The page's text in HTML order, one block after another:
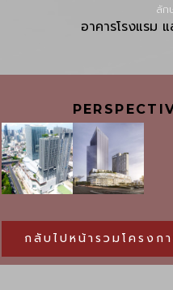
ลัก
อาคารโรงแรม
กลับไปหน้ารวมโครงกา